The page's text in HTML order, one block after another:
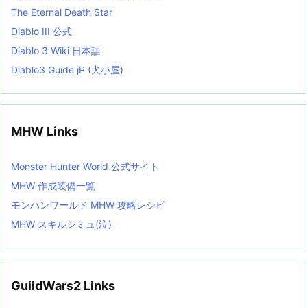
The Eternal Death Star
Diablo III 公式
Diablo 3 Wiki 日本語
Diablo3 Guide jP (犬小屋)
MHW Links
Monster Hunter World 公式サイト
MHW 作成装備一覧
モンハンワールド MHW 攻略レシピ
MHW スキルシミュ(泣)
GuildWars2 Links